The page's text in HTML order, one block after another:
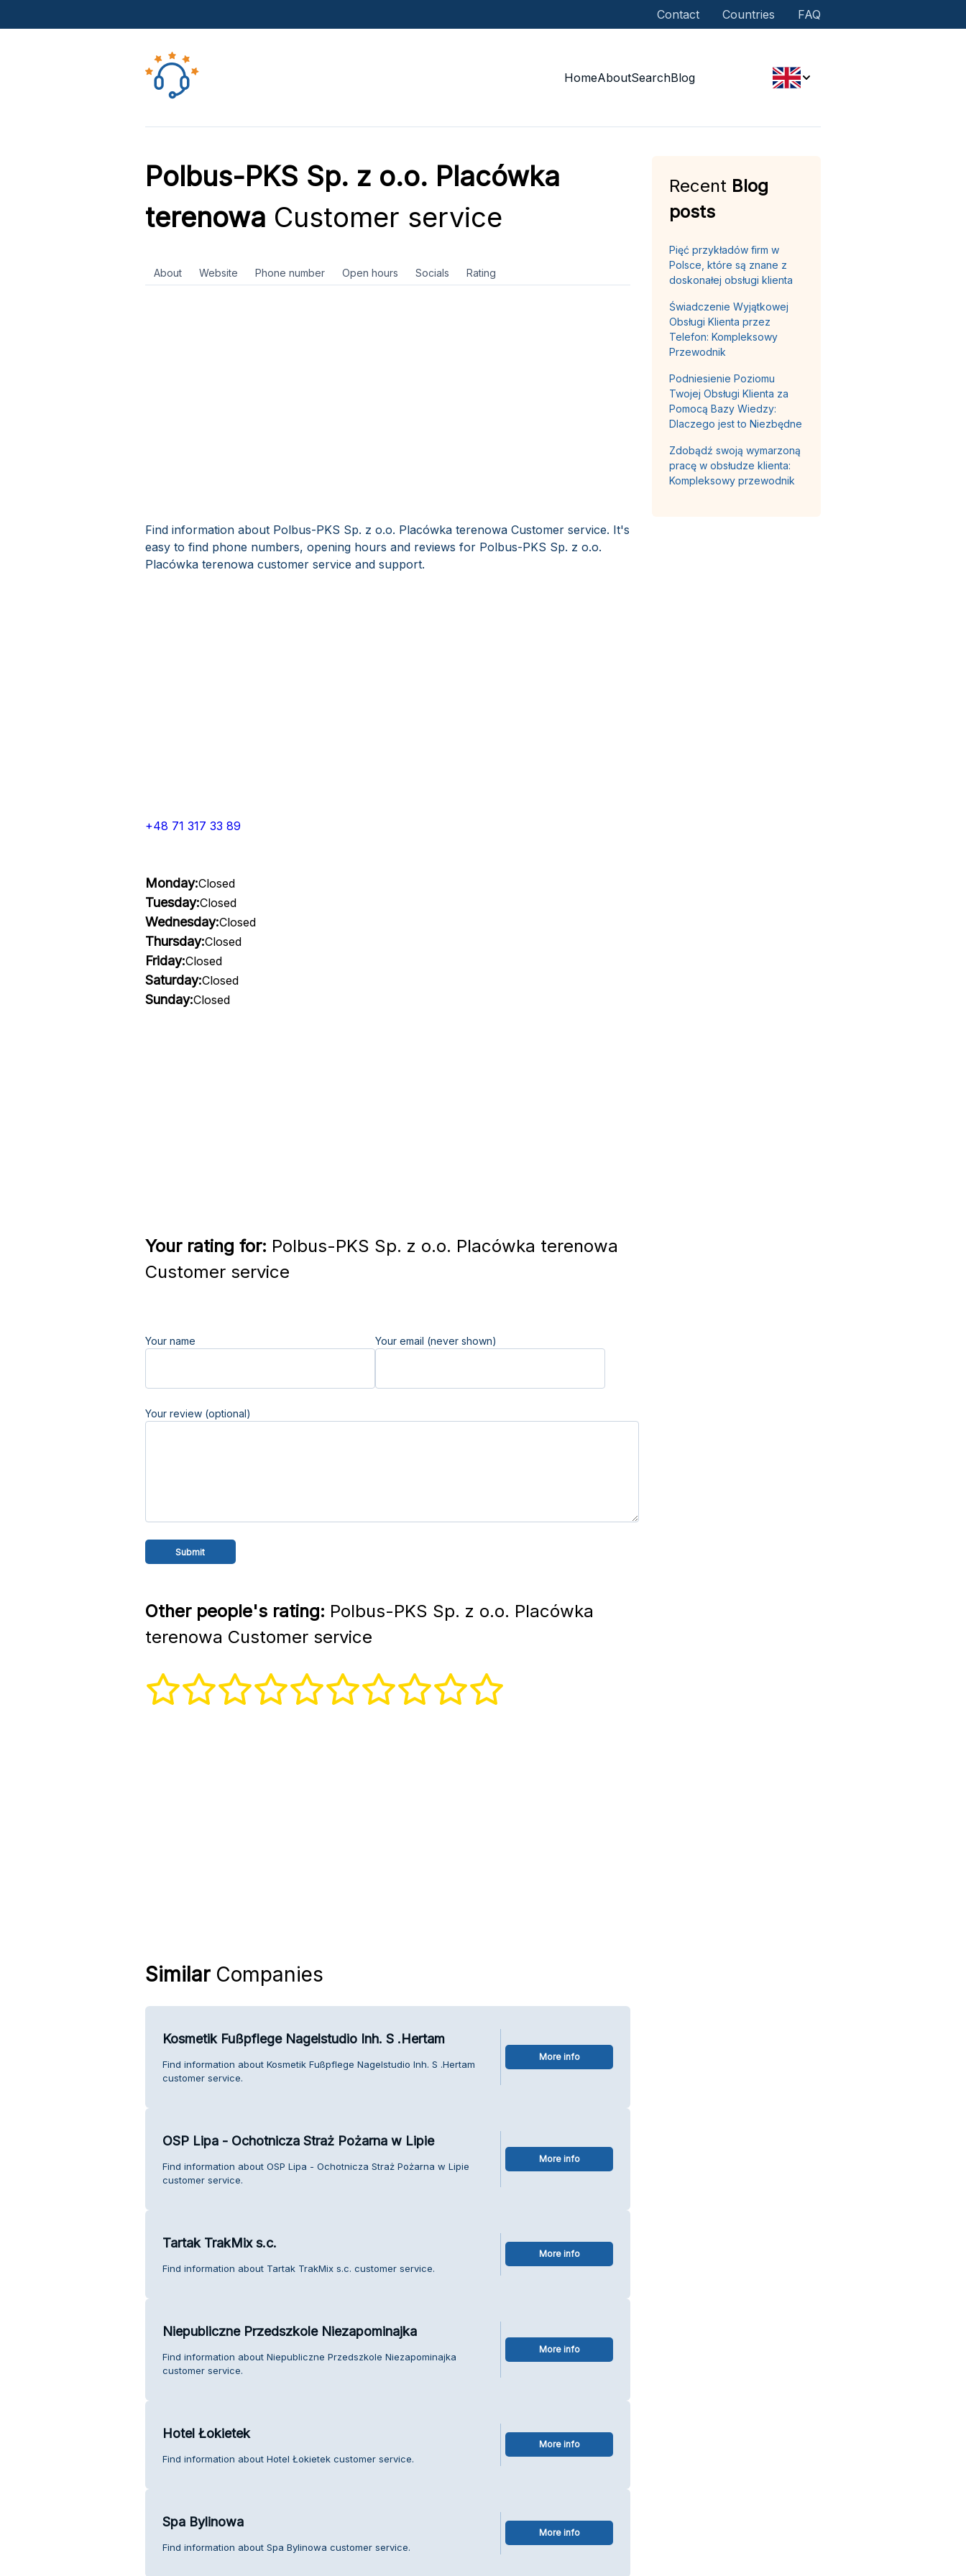
Contact Countries FAQ
HomeAboutSearchBlog
Polbus-PKS Sp. z o.o. Placówka
terenowa Customer service
About Website Phone number Open hours Socials Rating
Find information about Polbus-PKS Sp. z o.o. Placówka terenowa Customer service. It's
easy to find phone numbers, opening hours and reviews for Polbus-PKS Sp. z o.o.
Placówka terenowa customer service and support.
+48 71 317 33 89
Monday:Closed
Tuesday:Closed
Wednesday:Closed
Thursday:Closed
Friday:Closed
Saturday:Closed
Sunday:Closed
Your rating for: Polbus-PKS Sp. z o.o. Placówka terenowa
Customer service
Your name Your email (never shown)
Your review (optional)
Other people's rating: Polbus-PKS Sp. z o.o. Placówka
terenowa Customer service
SimilarCompanies
Kosmetik Fußpflege Nagelstudio Inh. S .Hertam
Find information about Kosmetik Fußpflege Nagelstudio Inh. S .Hertam
customer service.
More info
OSP Lipa - Ochotnicza Straż Pożarna w Lipie
Find information about OSP Lipa - Ochotnicza Straż Pożarna w Lipie
customer service.
More info
Tartak TrakMix s.c.
Find information about Tartak TrakMix s.c. customer service.
More info
Niepubliczne Przedszkole Niezapominajka
Find information about Niepubliczne Przedszkole Niezapominajka
customer service.
More info
Hotel Łokietek
Find information about Hotel Łokietek customer service.
More info
Spa Bylinowa
Find information about Spa Bylinowa customer service.
More info
Recent Blog
posts
Pięć przykładów firm w
Polsce, które są znane z
doskonałej obsługi klienta
Świadczenie Wyjątkowej
Obsługi Klienta przez
Telefon: Kompleksowy
Przewodnik
Podniesienie Poziomu
Twojej Obsługi Klienta za
Pomocą Bazy Wiedzy:
Dlaczego jest to Niezbędne
Zdobądź swoją wymarzoną
pracę w obsłudze klienta:
Kompleksowy przewodnik